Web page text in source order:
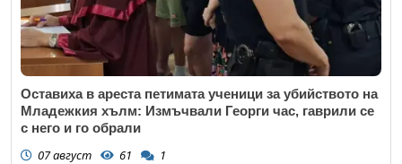
Оставиха в ареста петимата ученици за убийството на
Младежкия хълм: Измъчвали Георги час, гаврили се
с него и го обрали
07 август 61 1